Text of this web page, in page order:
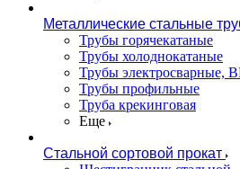
Металлические стальные
Трубы горячекатаные
Трубы холоднокатаные
Трубы электросварные,
Трубы профильные
Труба крекинговая
Еще
Стальной сортовой прокат